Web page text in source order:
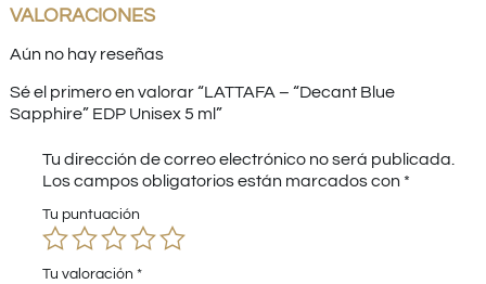
VALORACIONES
Aún no hay reseñas
Sé el primero en valorar “LATTAFA – “Decant Blue
Sapphire” EDP Unisex 5 ml”
Tu dirección de correo electrónico no será publicada.
Los campos obligatorios están marcados con *
Tu puntuación
Tu valoración *